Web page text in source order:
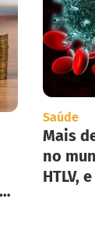
Saúde
Mais
no
HTLV,